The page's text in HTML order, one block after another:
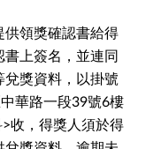
供領獎確認書給得
上簽名，並連同
兌獎資料，以掛號
華路一段39號6樓
收，得獎人須於得